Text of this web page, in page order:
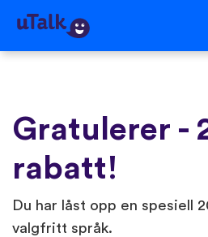
Gratulerer -
rabatt!
Du har låst opp en spesiell
valgfritt språk.